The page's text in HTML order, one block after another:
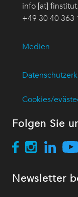
info [at]
+49 30 40 363
Medien
Cookies/
Folgen Sie
Newsletter